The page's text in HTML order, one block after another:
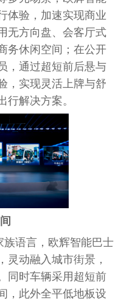
体验，加速实现商业
无方向盘、会客厅式
务休闲空间；在公开
，通过超短前后悬与
，实现灵活上牌与舒
行解决方案。
族语言，欧辉智能巴士
灵动融入城市街景，
同时车辆采用超短前
，此外全平低地板设